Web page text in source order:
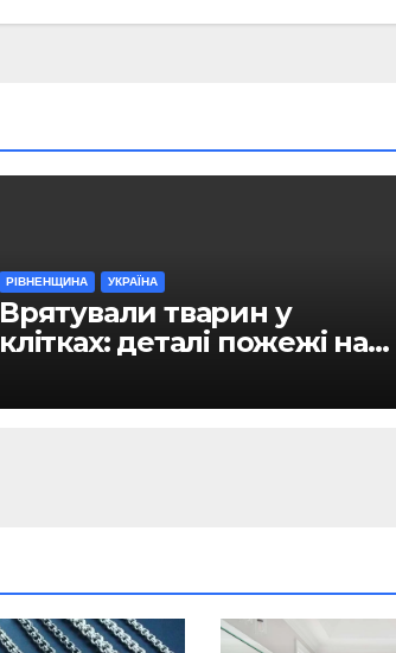
РІВНЕНЩИНА УКРАЇНА
Врятували тварин у
клітках: деталі пожежі на